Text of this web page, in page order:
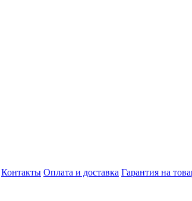
Контакты Оплата и доставка Гарантия на